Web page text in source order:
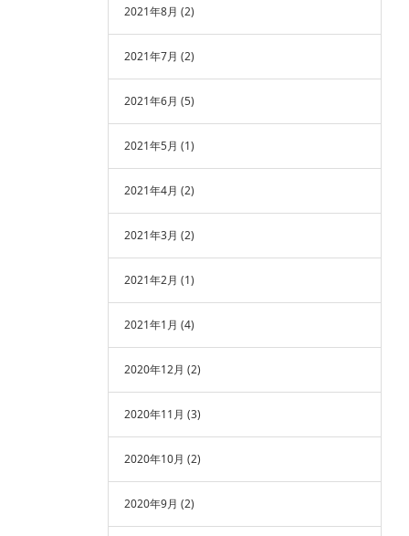
2021年8月 (2)
2021年7月 (2)
2021年6月 (5)
2021年5月 (1)
2021年4月 (2)
2021年3月 (2)
2021年2月 (1)
2021年1月 (4)
2020年12月 (2)
2020年11月 (3)
2020年10月 (2)
2020年9月 (2)